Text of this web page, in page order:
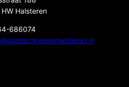
Halsteren
686074